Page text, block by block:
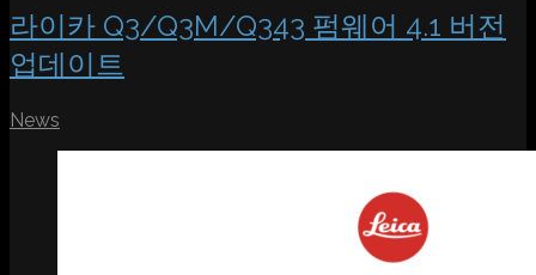
라이카 Q3/Q3M/Q343 펌웨어 4.1 버전
업데이트
News